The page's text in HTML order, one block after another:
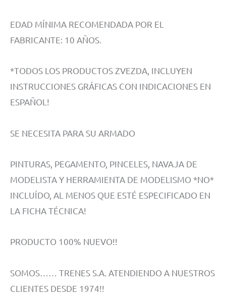
EDAD MÍNIMA RECOMENDADA POR EL
FABRICANTE: 10 AÑOS.
*TODOS LOS PRODUCTOS ZVEZDA, INCLUYEN
INSTRUCCIONES GRÁFICAS CON INDICACIONES EN
ESPAÑOL!
SE NECESITA PARA SU ARMADO
PINTURAS, PEGAMENTO, PINCELES, NAVAJA DE
MODELISTA Y HERRAMIENTA DE MODELISMO *NO*
INCLUÍDO, AL MENOS QUE ESTÉ ESPECIFICADO EN
LA FICHA TÉCNICA!
PRODUCTO 100% NUEVO!!
SOMOS…… TRENES S.A. ATENDIENDO A NUESTROS
CLIENTES DESDE 1974!!